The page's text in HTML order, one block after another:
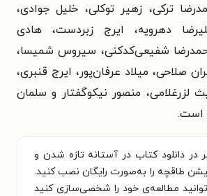
ترکی، زهیر توکلی، خلیل جوادی،
دهرویه، ایرج زبردست، هادی
شفیعی‌کدکنی، سیروس شمیسا،
صلاحی، میلاد عرفان‌پور، ایرج قنبری،
لزرغلامی، منصور نیکوگفتار و سلمان
است.
در دانلود کتاب در آستانه تازه شدن و
طاقچه را به‌صورت رایگان نصب کنید.
مطالعه‌ی خود را شخصی‌سازی کنید